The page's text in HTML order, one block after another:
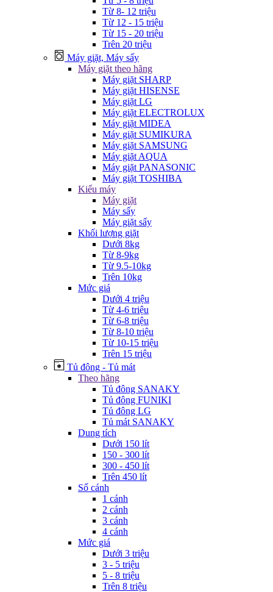
Từ 8- 12 triệu
Từ 12 - 15 triệu
Từ 15 - 20 triệu
Trên 20 triệu
Máy giặt, Máy sấy
Máy giặt theo hãng
Máy giặt SHARP
Máy giặt HISENSE
Máy giặt LG
Máy giặt ELECTROLUX
Máy giặt MIDEA
Máy giặt SUMIKURA
Máy giặt SAMSUNG
Máy giặt AQUA
Máy giặt PANASONIC
Máy giặt TOSHIBA
Kiểu máy
Máy giặt
Máy sấy
Máy giặt sấy
Khối lượng giặt
Dưới 8kg
Từ 8-9kg
Từ 9.5-10kg
Trên 10kg
Mức giá
Dưới 4 triệu
Từ 4-6 triệu
Từ 6-8 triệu
Từ 8-10 triệu
Từ 10-15 triệu
Trên 15 triệu
Tủ đông - Tủ mát
Theo hãng
Tủ đông SANAKY
Tủ đông FUNIKI
Tủ đông LG
Tủ mát SANAKY
Dung tích
Dưới 150 lít
150 - 300 lít
300 - 450 lít
Trên 450 lít
Số cánh
1 cánh
2 cánh
3 cánh
4 cánh
Mức giá
Dưới 3 triệu
3 - 5 triệu
5 - 8 triệu
Trên 8 triệu